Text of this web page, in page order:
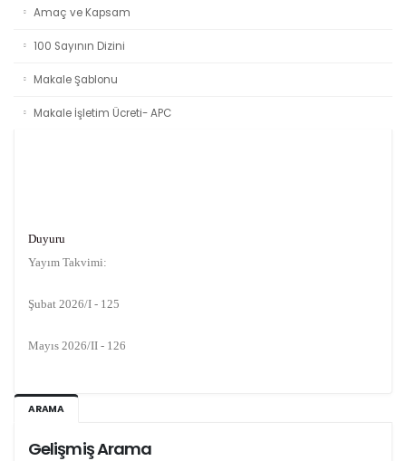
Amaç ve Kapsam
100 Sayının Dizini
Makale Şablonu
Makale İşletim Ücreti- APC
Duyuru
Yayım Takvimi:
Şubat 2026/I - 125
Mayıs 2026/II - 126
ARAMA
Gelişmiş Arama